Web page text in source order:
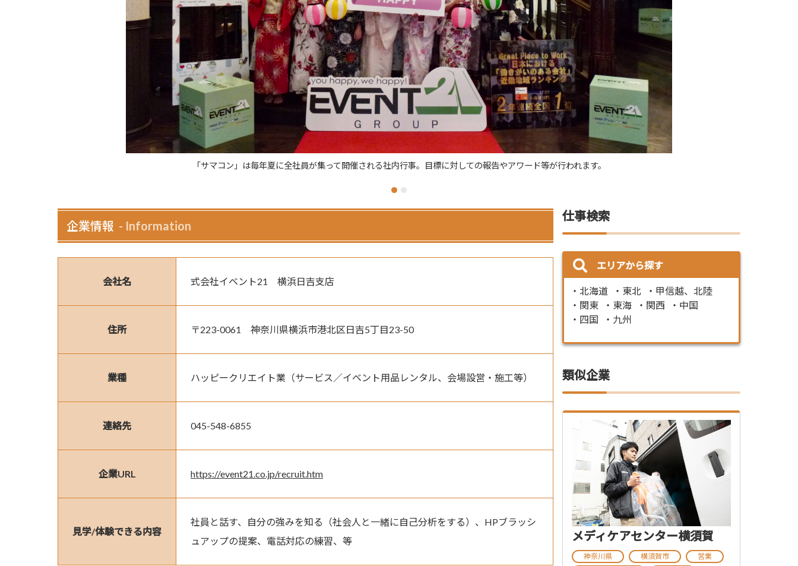
「サマコン」は毎年夏に全社員が集って開催される社内行事。目標に対しての報告やアワード等が行われます。
企業情報 Information
会社名 式会社イベント21　横浜日吉支店
住所 〒223-0061　神奈川県横浜市港北区日吉5丁目23-50
業種 ハッピークリエイト業（サービス／イベント用品レンタル、会場設営・施工等）
連絡先 045-548-6855
企業URL https://event21.co.jp/recruit.htm
見学/体験できる内容
社員と話す、自分の強みを知る（社会人と一緒に自己分析をする）、HPブラッシ
ュアップの提案、電話対応の練習、等
仕事検索
エリアから探す
北海道 東北
甲信越、北陸
関東
東海 関西
中国
四国
九州
類似企業
メディケアセンター横須賀
神奈川県 横須賀市
営業